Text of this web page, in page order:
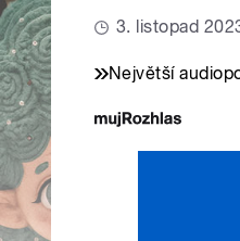
3. listopad
Největší